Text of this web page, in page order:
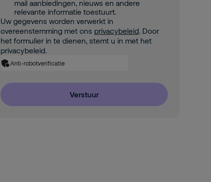
mail aanbiedingen, nieuws en andere
relevante informatie toestuurt.
Uw gegevens worden verwerkt in
overeenstemming met ons privacybeleid. Door
het formulier in te dienen, stemt u in met het
privacybeleid.
Anti-robotverificatie
Verstuur